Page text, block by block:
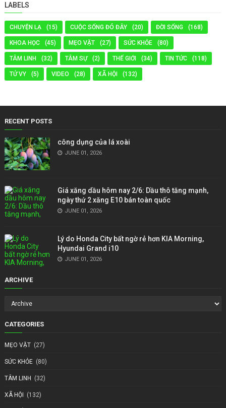
LABELS
CHUYỆN LẠ (15) CUỘC SỐNG ĐÓ ĐÂY (20) ĐỜI SỐNG (168)
KHOA HỌC (45) MẸO VẶT (27) SỨC KHỎE (80)
TÂM LINH (32) TÂM SỰ (2) THẾ GIỚI (34) TIN TỨC (118)
TỬ VY (5) VIDEO (28) XÃ HỘI (132)
RECENT POSTS
công dụng của lá xoài
JUNE 01, 2026
Giá xăng dầu hôm nay 2/6: Dầu thô tăng mạnh,
ngày thứ 2 xăng E10 bán toàn quốc
JUNE 01, 2026
Lý do Honda City bất ngờ rẻ hơn KIA Morning,
Hyundai Grand i10
JUNE 01, 2026
ARCHIVE
CATEGORIES
MẸO VẶT (27)
SỨC KHỎE (80)
TÂM LINH (32)
XÃ HỘI (132)